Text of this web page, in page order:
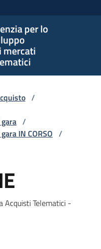
per lo
mercati
/
/
IN CORSO /
Acquisti Telematici -